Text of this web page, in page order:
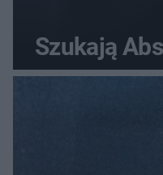
Szukają